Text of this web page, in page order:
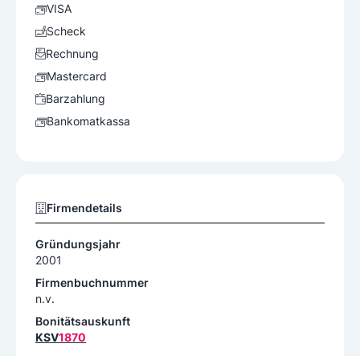
VISA
Scheck
Rechnung
Mastercard
Barzahlung
Bankomatkassa
Firmendetails
Gründungsjahr
2001
Firmenbuchnummer
n.v.
Bonitätsauskunft
KSV1870